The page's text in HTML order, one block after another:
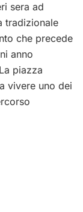
sera ad
tradizionale
che precede
anno
piazza
vivere uno dei